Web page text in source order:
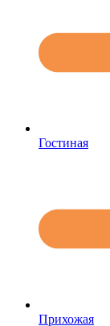
Гостиная
Прихожая